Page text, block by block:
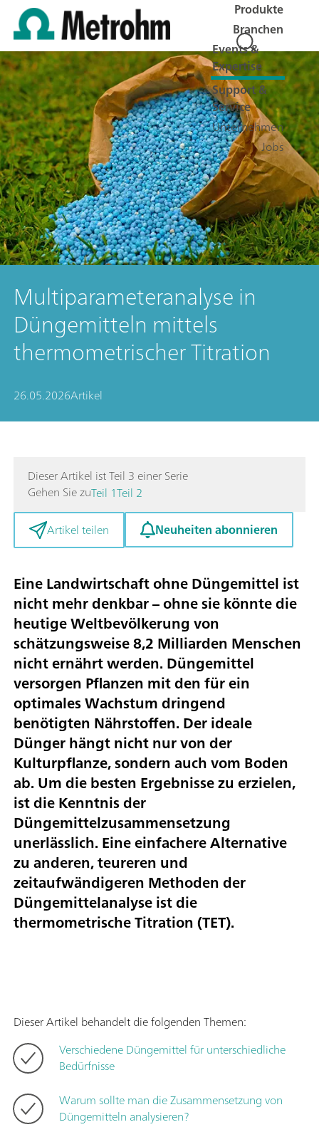
Produkte
Branchen
Events &
Expertise
Support &
Service
Unternehmen
Jobs
Multiparameteranalyse in
Düngemitteln mittels
thermometrischer Titration
26.05.2026Artikel
Dieser Artikel ist Teil 3 einer Serie
Gehen Sie zuTeil 1Teil 2
Artikel teilen
Neuheiten abonnieren
Eine Landwirtschaft ohne Düngemittel ist
nicht mehr denkbar – ohne sie könnte die
heutige Weltbevölkerung von
schätzungsweise 8,2 Milliarden Menschen
nicht ernährt werden. Düngemittel
versorgen Pflanzen mit den für ein
optimales Wachstum dringend
benötigten Nährstoffen. Der ideale
Dünger hängt nicht nur von der
Kulturpflanze, sondern auch vom Boden
ab. Um die besten Ergebnisse zu erzielen,
ist die Kenntnis der
Düngemittelzusammensetzung
unerlässlich. Eine einfachere Alternative
zu anderen, teureren und
zeitaufwändigeren Methoden der
Düngemittelanalyse ist die
thermometrische Titration (TET).
Dieser Artikel behandelt die folgenden Themen:
Verschiedene Düngemittel für unterschiedliche
Bedürfnisse
Warum sollte man die Zusammensetzung von
Düngemitteln analysieren?